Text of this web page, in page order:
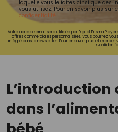
laquelle vous le faites ainsi que des
vous utilisez. Pour en savoir plus sur
confidentialité.
Votre adresse email sera utilisée par Digital Prisma
offres commerciales personnalisées. Vous pourrez
intégré dans la newsletter. Pour en savoir plus et exercer
L’introduction
dans